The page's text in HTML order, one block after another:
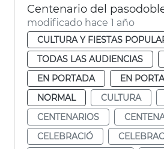
modificado hace 1 año
CULTURA Y FIESTAS
TODAS LAS AUDIENCIAS
EN PORTADA
EN
NORMAL
CULTURA
CENTENARIOS
CELEBRACIÓ